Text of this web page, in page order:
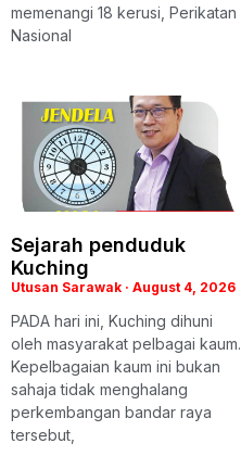
memenangi 18 kerusi, Perikatan
Nasional
Sejarah penduduk
Kuching
Utusan Sarawak August 4, 2026
PADA hari ini, Kuching dihuni
oleh masyarakat pelbagai kaum.
Kepelbagaian kaum ini bukan
sahaja tidak menghalang
perkembangan bandar raya
tersebut,